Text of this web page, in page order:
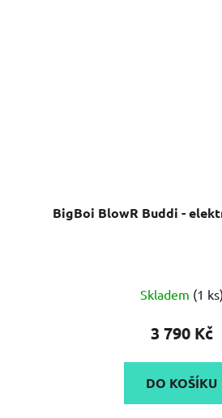
BigBoi BlowR Buddi -
5,0
z
Skladem (1 ks)
3 790 Kč
DO KOŠÍKU